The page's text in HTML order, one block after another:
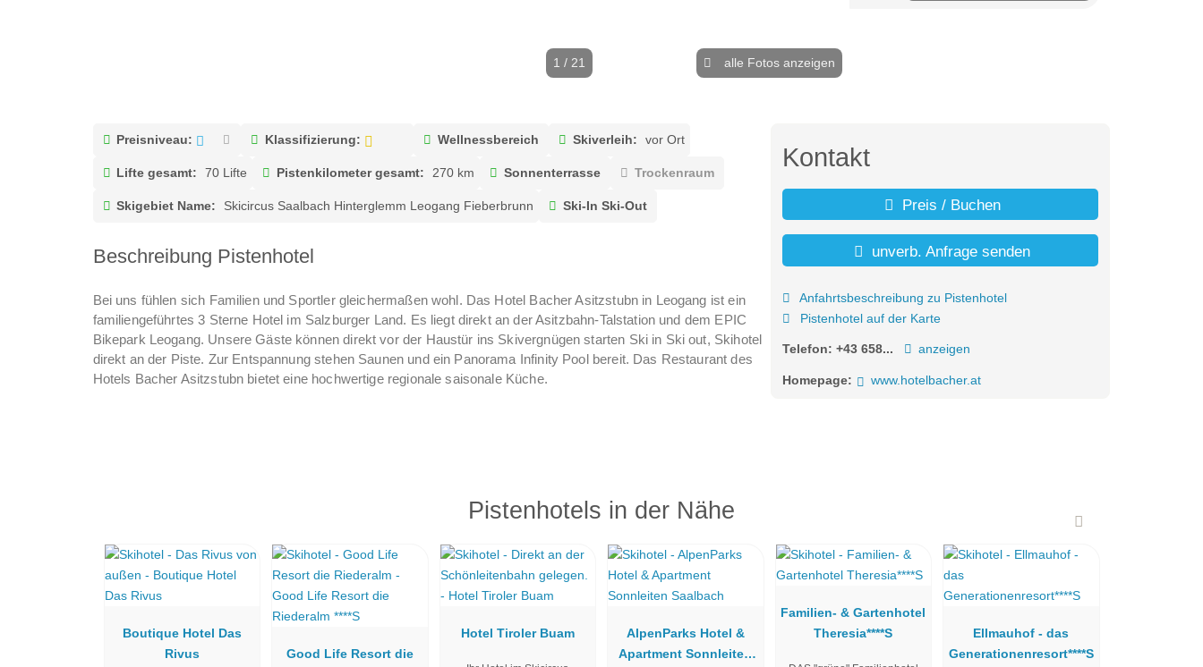
1 / 21 alle Fotos anzeigen
Preisniveau: Klassifizierung: Wellnessbereich Skiverleih: vor Ort
Lifte gesamt: 70 Lifte Pistenkilometer gesamt: 270 km Sonnenterrasse Trockenraum
Skigebiet Name: Skicircus Saalbach Hinterglemm Leogang Fieberbrunn Ski-In Ski-Out
Beschreibung Pistenhotel
Bei uns fühlen sich Familien und Sportler gleichermaßen wohl. Das Hotel Bacher Asitzstubn in Leogang ist ein
familiengeführtes 3 Sterne Hotel im Salzburger Land. Es liegt direkt an der Asitzbahn-Talstation und dem EPIC
Bikepark Leogang. Unsere Gäste können direkt vor der Haustür ins Skivergnügen starten Ski in Ski out, Skihotel
direkt an der Piste. Zur Entspannung stehen Saunen und ein Panorama Infinity Pool bereit. Das Restaurant des
Hotels Bacher Asitzstubn bietet eine hochwertige regionale saisonale Küche.
Kontakt
Preis / Buchen
unverb. Anfrage senden
Anfahrtsbeschreibung zu Pistenhotel
Pistenhotel auf der Karte
Telefon:+43 658... anzeigen
Homepage: www.hotelbacher.at
Pistenhotels in der Nähe
Boutique Hotel Das
Rivus
Good Life Resort die
Hotel Tiroler Buam
AlpenParks Hotel &
Apartment Sonnleiten
Familien- & Gartenhotel
Theresia****S
Ellmauhof - das
Generationenresort****S